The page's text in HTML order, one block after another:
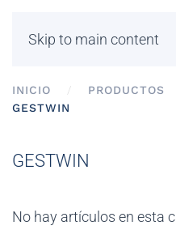
Skip to main content
INICIO PRODUCTOS
GESTWIN
GESTWIN
No hay artículos en esta